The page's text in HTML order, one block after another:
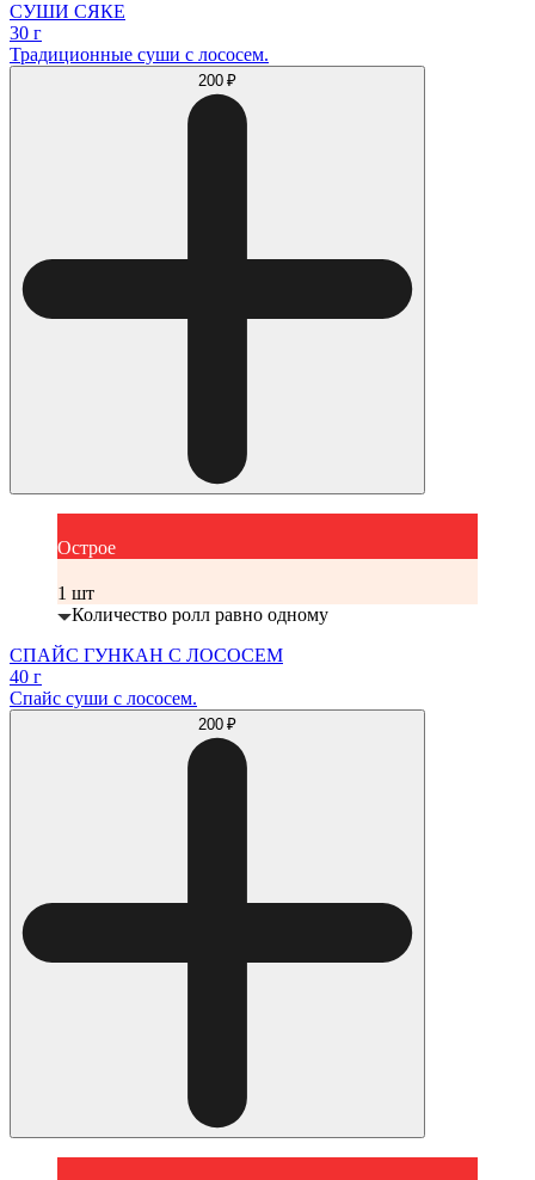
СУШИ СЯКЕ
30 г
Традиционные суши с лососем.
200 ₽
Острое
1 шт
Количество ролл равно одному
СПАЙС ГУНКАН С ЛОСОСЕМ
40 г
Спайс суши с лососем.
200 ₽